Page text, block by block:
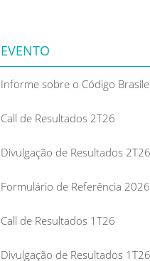
EVENTO
Informe sobre o Código
Call de Resultados 2T26
Divulgação de Resultados 2T26
Formulário de Referência 2026
Call de Resultados 1T26
Divulgação de Resultados 1T26